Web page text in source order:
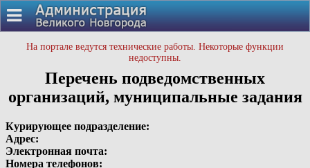
На портале ведутся технические работы. Некоторые функции
недоступны.
Перечень подведомственных
организаций, муниципальные задания
Курирующее подразделение:
Адрес:
Электронная почта:
Номера телефонов: